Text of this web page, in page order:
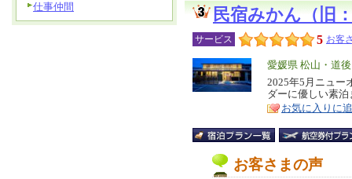
民宿みかん（旧
サービス 5 お客
エ
リ
ア
愛媛県 松山・道後
特
徴
2025年5月ニュー
ダーに優しい素
お気に入りに
お客さまの声
仕事仲間